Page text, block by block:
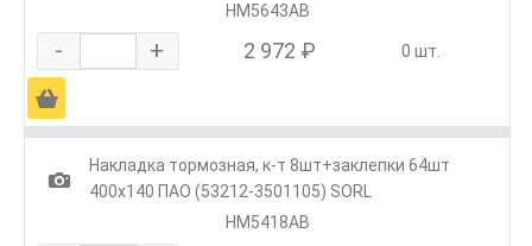
HM5643AB
- + 2 972 ₽ 0 шт.
Ä
1
Накладка тормозная, к-т 8шт+заклепки 64шт
400х140 ПАО (53212-3501105) SORL
HM5418AB